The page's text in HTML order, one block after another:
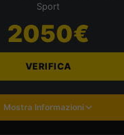
Sport
2050€
VERIFICA
Mostra Informazioni